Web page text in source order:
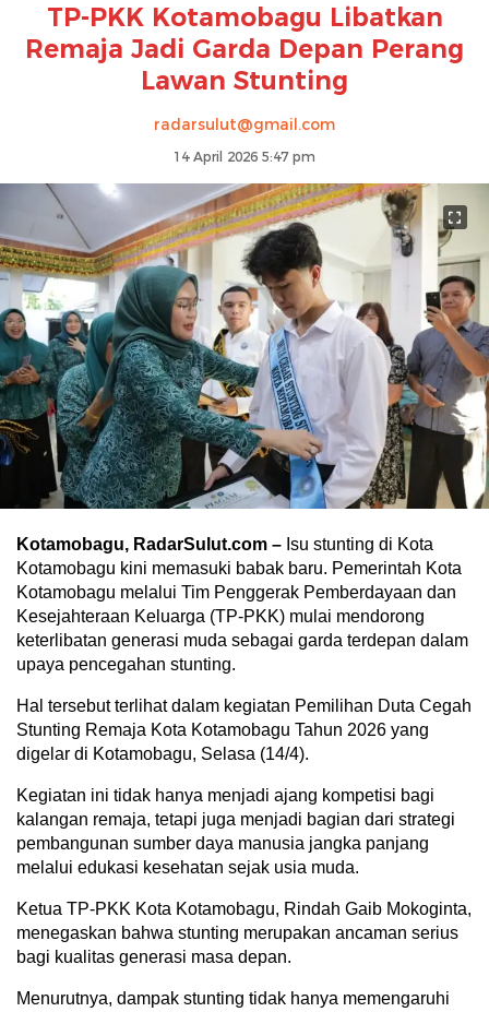
TP-PKK Kotamobagu Libatkan
Remaja Jadi Garda Depan Perang
Lawan Stunting
radarsulut@gmail.com
14 April 2026 5:47 pm
Kotamobagu, RadarSulut.com – Isu stunting di Kota
Kotamobagu kini memasuki babak baru. Pemerintah Kota
Kotamobagu melalui Tim Penggerak Pemberdayaan dan
Kesejahteraan Keluarga (TP-PKK) mulai mendorong
keterlibatan generasi muda sebagai garda terdepan dalam
upaya pencegahan stunting.
Hal tersebut terlihat dalam kegiatan Pemilihan Duta Cegah
Stunting Remaja Kota Kotamobagu Tahun 2026 yang
digelar di Kotamobagu, Selasa (14/4).
Kegiatan ini tidak hanya menjadi ajang kompetisi bagi
kalangan remaja, tetapi juga menjadi bagian dari strategi
pembangunan sumber daya manusia jangka panjang
melalui edukasi kesehatan sejak usia muda.
Ketua TP-PKK Kota Kotamobagu, Rindah Gaib Mokoginta,
menegaskan bahwa stunting merupakan ancaman serius
bagi kualitas generasi masa depan.
Menurutnya, dampak stunting tidak hanya memengaruhi